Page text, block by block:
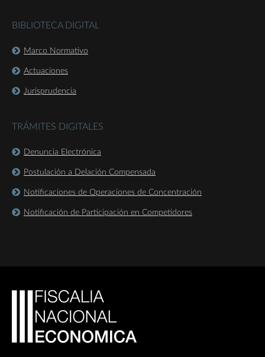
BIBLIOTECA DIGITAL
Marco Normativo
Actuaciones
Jurisprudencia
TRÁMITES DIGITALES
Denuncia Electrónica
Postulación a Delación Compensada
Notificaciones de Operaciones de Concentración
Notificación de Participación en Competidores